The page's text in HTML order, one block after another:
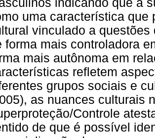
indicando que a
uma característica que
vinculado a
forma mais controladora
mais autônoma em
refletem
grupos sociais e
as nuances culturais
Controle
de que é possível